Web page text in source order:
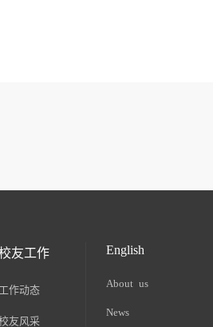
校友工作
工作动态
校友风采
English
About us
News